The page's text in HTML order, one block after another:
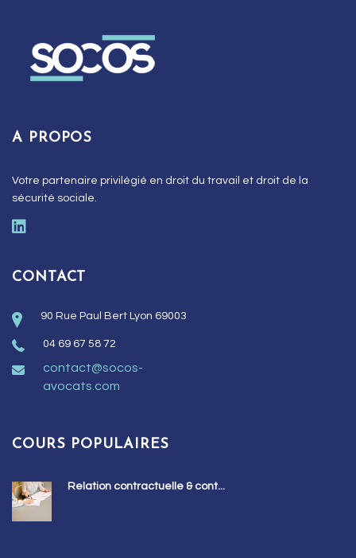
A PROPOS
Votre partenaire privilégié en droit du travail et droit de la
sécurité sociale.
CONTACT
90 Rue Paul Bert Lyon 69003
04 69 67 58 72
contact@socos-
avocats.com
COURS POPULAIRES
Relation contractuelle & cont...